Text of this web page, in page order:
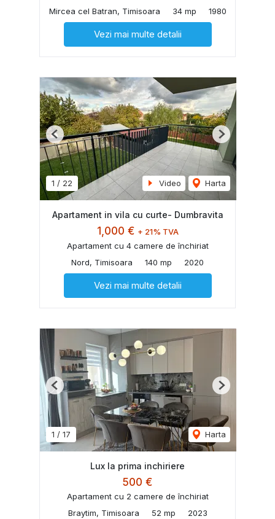
Mircea cel Batran, Timisoara
34 mp 1980
Vezi mai multe detalii
1 / 22 Video Harta
Previous Next
Apartament in vila cu curte- Dumbravita
1,000 € + 21% TVA
Apartament cu 4 camere de închiriat
Nord, Timisoara
140 mp 2020
Vezi mai multe detalii
1 / 17 Harta
Previous Next
Lux la prima inchiriere
500 €
Apartament cu 2 camere de închiriat
Braytim, Timisoara
52 mp 2023